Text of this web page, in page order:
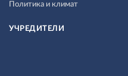
Политика и климат
УЧРЕДИТЕЛИ